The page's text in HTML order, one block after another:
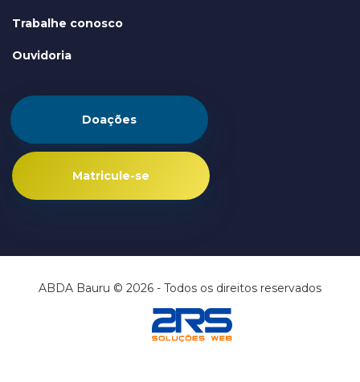
Trabalhe conosco
Ouvidoria
Doações
Matricule-se
ABDA Bauru © 2026 - Todos os direitos reservados